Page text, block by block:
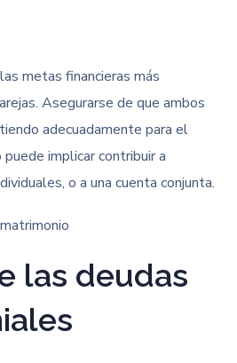
metas financieras más
Asegurarse de que ambos
adecuadamente para el
implicar contribuir a
o a una cuenta conjunta.
las deudas